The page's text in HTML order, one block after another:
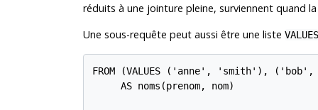
réduits à une jointure pleine, surviennent quand
Une sous-requête peut aussi être une liste VALUES
FROM (VALUES ('anne', 'smith'),
     AS noms(prenom, nom)